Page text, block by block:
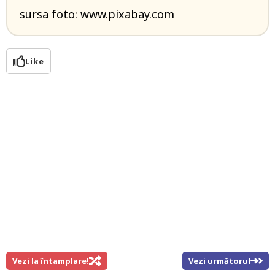
sursa foto: www.pixabay.com
Like
Vezi la întamplare! Vezi următorul